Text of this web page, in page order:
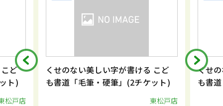
ど
ト)
松戸店
くせのない美しい字が書ける こど
も書道「毛筆・硬筆」(2チケット)
東松戸店
くせ
も書